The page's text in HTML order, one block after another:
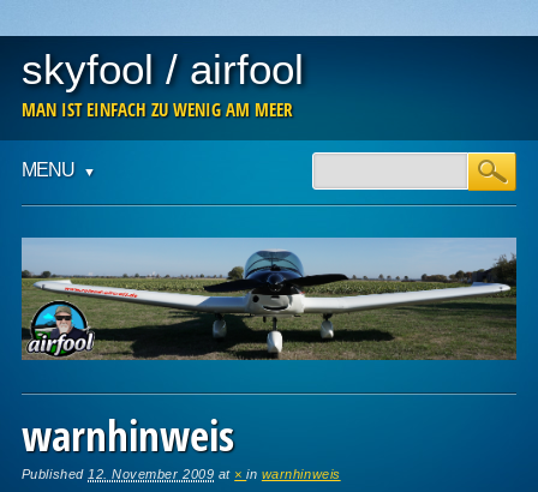
skyfool / airfool
MAN IST EINFACH ZU WENIG AM MEER
Main menu
content
MENU
warnhinweis
Published 12. November 2009 at ×in warnhinweis